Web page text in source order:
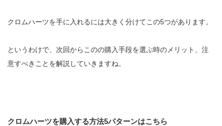
クロムハーツを手に入れるには大きく分けてこの5つがあります。
というわけで、次回からこのの購入手段を選ぶ時のメリット、注
意すべきことを解説していきますね。
クロムハーツを購入する方法5パターンはこちら